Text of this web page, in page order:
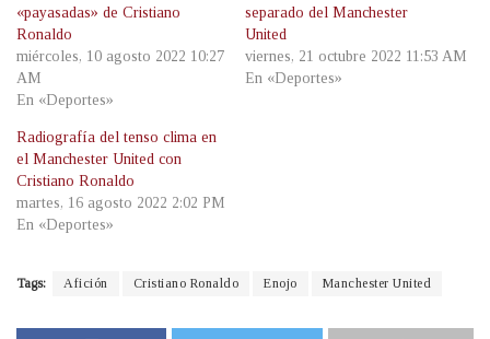
«payasadas» de Cristiano
Ronaldo
miércoles, 10 agosto 2022 10:27
AM
En «Deportes»
separado del Manchester
United
viernes, 21 octubre 2022 11:53 AM
En «Deportes»
Radiografía del tenso clima en
el Manchester United con
Cristiano Ronaldo
martes, 16 agosto 2022 2:02 PM
En «Deportes»
Tags: Afición Cristiano Ronaldo Enojo Manchester United